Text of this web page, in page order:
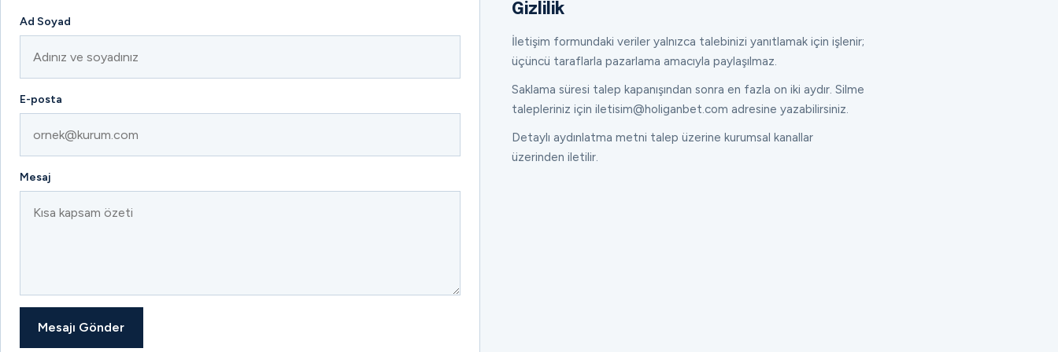
Ad Soyad
E-posta
Mesaj
Mesajı Gönder
Gizlilik
İletişim formundaki veriler yalnızca talebinizi yanıtlamak için işlenir;
üçüncü taraflarla pazarlama amacıyla paylaşılmaz.
Saklama süresi talep kapanışından sonra en fazla on iki aydır. Silme
talepleriniz için iletisim@holiganbet.com adresine yazabilirsiniz.
Detaylı aydınlatma metni talep üzerine kurumsal kanallar
üzerinden iletilir.